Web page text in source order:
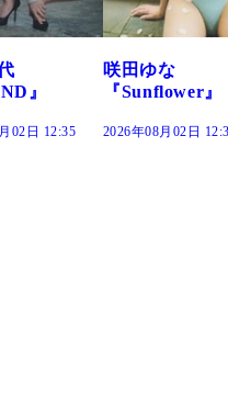
』
02日 12:30
藤水咲桜『花
だまり』
2026年08月02日